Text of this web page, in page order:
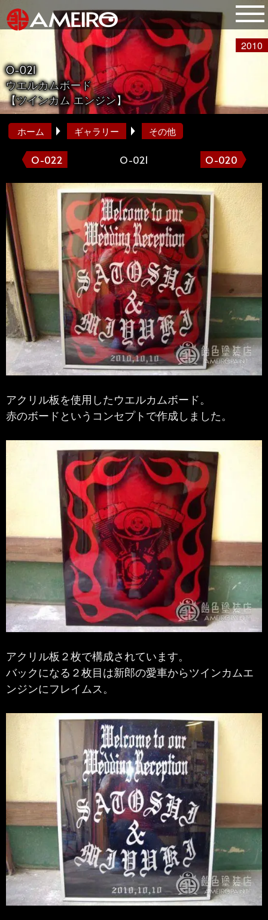
O-021
ウエルカムボード
【ツインカム エンジン】
2010
ホーム ギャラリー その他
O-022 O-021 O-020
アクリル板を使用したウエルカムボード。
赤のボードというコンセプトで作成しました。
アクリル板２枚で構成されています。
バックになる２枚目は新郎の愛車からツインカムエ
ンジンにフレイムス。